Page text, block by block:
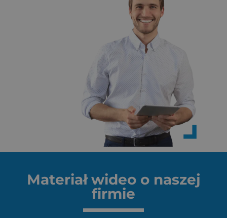
Materiał wideo o naszej
firmie